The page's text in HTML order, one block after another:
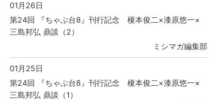
01月26日
第24回 『ちゃぶ台8』刊行記念 榎本俊二×漆原悠一×
三島邦弘 鼎談（2）
ミシマガ編集部
01月25日
第24回 『ちゃぶ台8』刊行記念 榎本俊二×漆原悠一×
三島邦弘 鼎談（1）